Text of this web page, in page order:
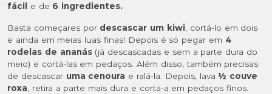
fácil
e de 6 ingredientes.
Basta começares por descascar um kiwi, cortá-lo em dois
e ainda em meias luas finas! Depois é só pegar em 4
rodelas de ananás(já descascadas e sem a parte dura do
meio) e cortá-las em pedaços. Além disso, também precisas
de descascar uma cenoura e ralá-la. Depois, lava ½ couve
roxa, retira a parte mais dura e corta-a em pedaços finos.